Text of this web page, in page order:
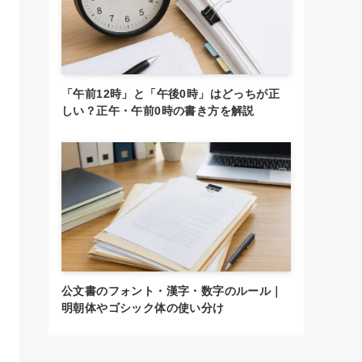
「午前12時」と「午後0時」はどっちが正
しい？正午・午前0時の書き方を解説
公文書のフォント・漢字・数字のルール｜
明朝体やゴシック体の使い分け